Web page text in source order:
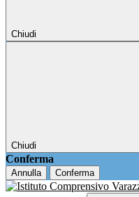
Chiudi
Chiudi
Conferma
Annulla Conferma